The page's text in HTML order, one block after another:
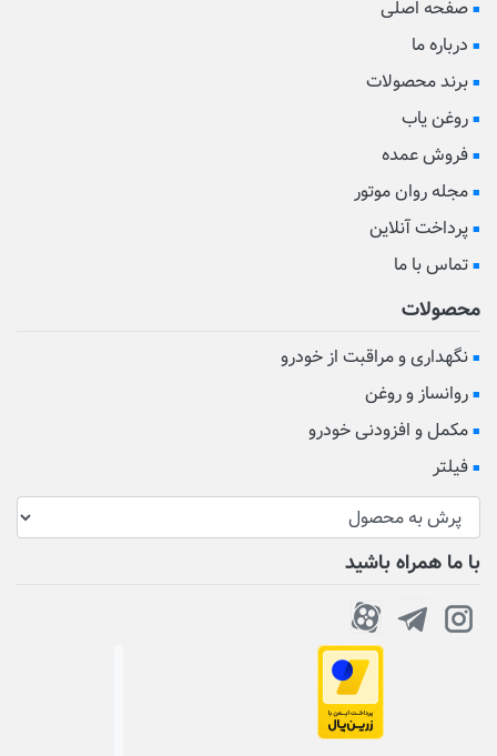
صفحه اصلی
درباره ما
برند محصولات
روغن یاب
فروش عمده
مجله روان موتور
پرداخت آنلاین
تماس با ما
محصولات
نگهداری و مراقبت از خودرو
روانساز و روغن
مکمل و افزودنی خودرو
فیلتر
با ما همراه باشید